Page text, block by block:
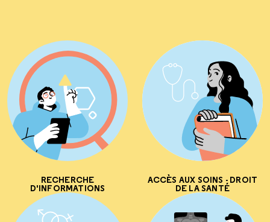
RECHERCHE
D'INFORMATIONS
ACCÈS AUX SOINS - DROIT
DE LA SANTÉ